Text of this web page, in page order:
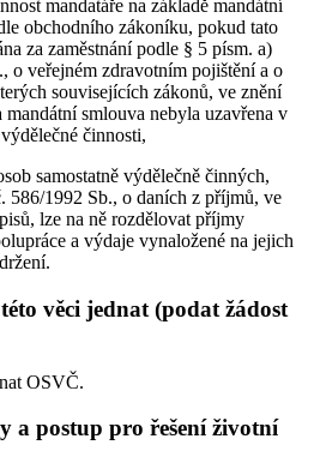
mandatáře na základě mandátní
obchodního zákoníku, pokud tato
za zaměstnání podle § 5 písm. a)
o veřejném zdravotním pojištění a o
souvisejících zákonů, ve znění
mandátní smlouva nebyla uzavřena v
činnosti,
samostatně výdělečně činných,
586/1992 Sb., o daních z příjmů, ve
lze na ně rozdělovat příjmy
a výdaje vynaložené na jejich
věci jednat (podat žádost
OSVČ.
a postup pro řešení životní